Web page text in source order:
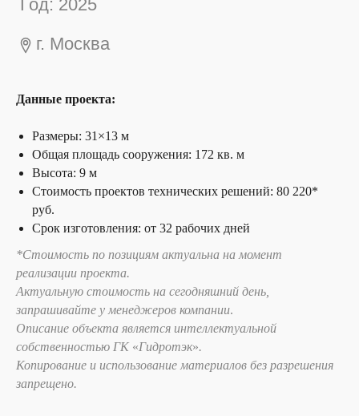
Данные проекта:
Размеры: 31×13 м
Общая площадь сооружения: 172 кв. м
Высота: 9 м
Стоимость проектов технических решений: 80 220*
руб.
Срок изготовления: от 32 рабочих дней
*Стоимость по позициям актуальна на момент
реализации проекта.
Актуальную стоимость на сегодняшний день,
запрашивайте у менеджеров компании.
Описание объекта является интеллектуальной
собственностью ГК «Гидротэк».
Копирование и использование материалов без разрешения
запрещено.